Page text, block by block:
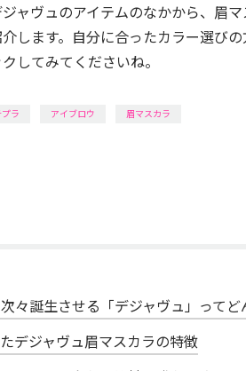
ャヴュのアイテムのなかから、眉
します。自分に合ったカラー選び
してみてくださいね。
ラ アイブロウ 眉マスカラ
々誕生させる「デジャヴュ」ってど
デジャヴュ眉マスカラの特徴